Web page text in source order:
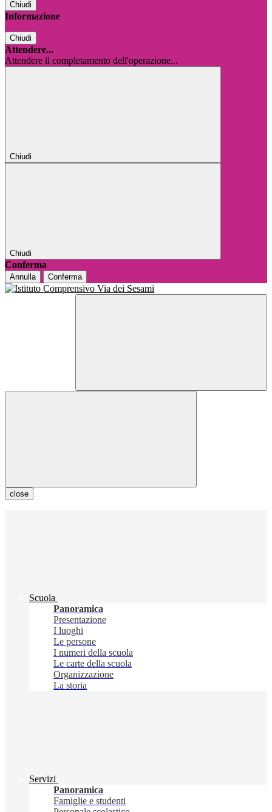
Chiudi
Informazione
Chiudi
Attendere...
Attendere il completamento dell'operazione...
Chiudi
Chiudi
Conferma
Annulla Conferma
close
Scuola
Panoramica
Presentazione
I luoghi
Le persone
I numeri della scuola
Le carte della scuola
Organizzazione
La storia
Servizi
Panoramica
Famiglie e studenti